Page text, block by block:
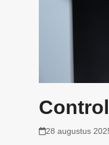
28 augustus